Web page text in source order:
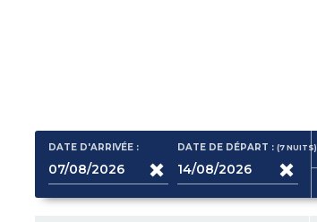
DATE D'ARRIVÉE : DATE DE DÉPART :(7NUITS)